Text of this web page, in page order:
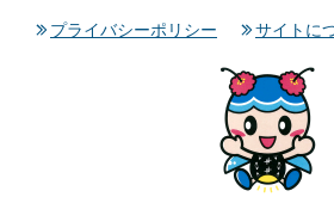
プライバシーポリシー サイトに